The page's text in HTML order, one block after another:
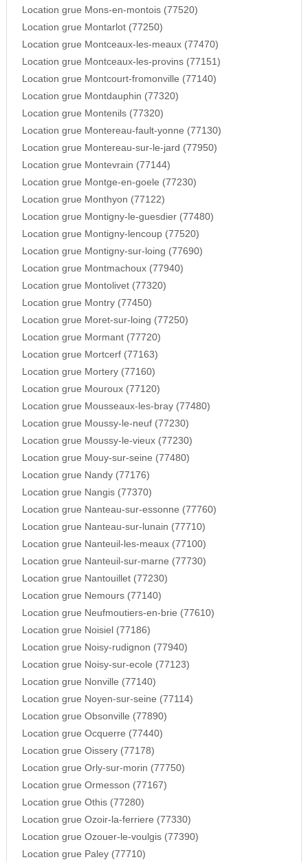
Location grue Mons-en-montois (77520)
Location grue Montarlot (77250)
Location grue Montceaux-les-meaux (77470)
Location grue Montceaux-les-provins (77151)
Location grue Montcourt-fromonville (77140)
Location grue Montdauphin (77320)
Location grue Montenils (77320)
Location grue Montereau-fault-yonne (77130)
Location grue Montereau-sur-le-jard (77950)
Location grue Montevrain (77144)
Location grue Montge-en-goele (77230)
Location grue Monthyon (77122)
Location grue Montigny-le-guesdier (77480)
Location grue Montigny-lencoup (77520)
Location grue Montigny-sur-loing (77690)
Location grue Montmachoux (77940)
Location grue Montolivet (77320)
Location grue Montry (77450)
Location grue Moret-sur-loing (77250)
Location grue Mormant (77720)
Location grue Mortcerf (77163)
Location grue Mortery (77160)
Location grue Mouroux (77120)
Location grue Mousseaux-les-bray (77480)
Location grue Moussy-le-neuf (77230)
Location grue Moussy-le-vieux (77230)
Location grue Mouy-sur-seine (77480)
Location grue Nandy (77176)
Location grue Nangis (77370)
Location grue Nanteau-sur-essonne (77760)
Location grue Nanteau-sur-lunain (77710)
Location grue Nanteuil-les-meaux (77100)
Location grue Nanteuil-sur-marne (77730)
Location grue Nantouillet (77230)
Location grue Nemours (77140)
Location grue Neufmoutiers-en-brie (77610)
Location grue Noisiel (77186)
Location grue Noisy-rudignon (77940)
Location grue Noisy-sur-ecole (77123)
Location grue Nonville (77140)
Location grue Noyen-sur-seine (77114)
Location grue Obsonville (77890)
Location grue Ocquerre (77440)
Location grue Oissery (77178)
Location grue Orly-sur-morin (77750)
Location grue Ormesson (77167)
Location grue Othis (77280)
Location grue Ozoir-la-ferriere (77330)
Location grue Ozouer-le-voulgis (77390)
Location grue Paley (77710)